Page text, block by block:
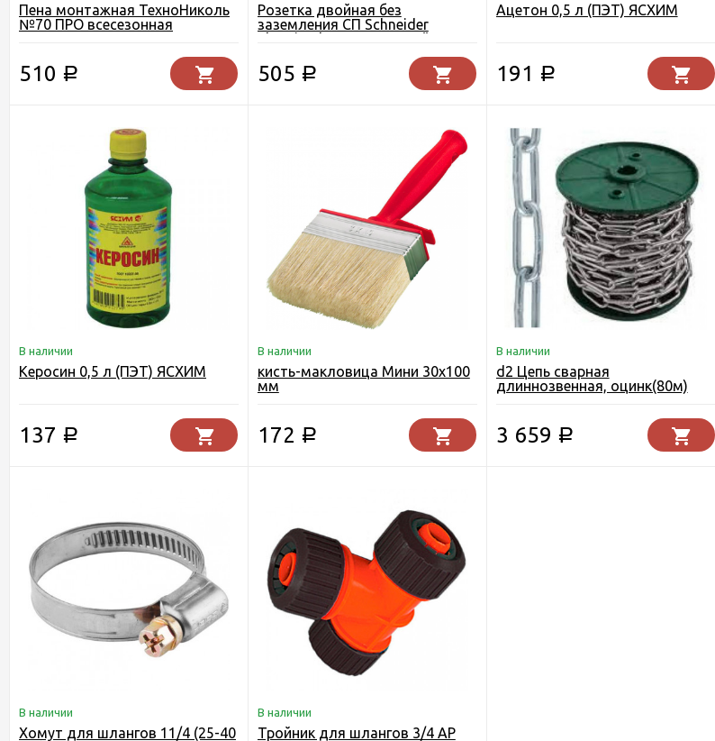
Пена монтажная ТехноНиколь
№70 ПРО всесезонная
510 Р
Розетка двойная без
заземления СП Schneider
Electric Glossa алюминий
505 Р
Ацетон 0,5 л (ПЭТ) ЯСХИМ
191 Р
В наличии
Керосин 0,5 л (ПЭТ) ЯСХИМ
137 Р
В наличии
кисть-макловица Мини 30х100
мм
172 Р
В наличии
d2 Цепь сварная
длиннозвенная, оцинк(80м)
3 659 Р
В наличии
Хомут для шлангов 11/4 (25-40
В наличии
Тройник для шлангов 3/4 AP